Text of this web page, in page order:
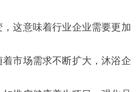
这意味着行业企业需要更加
市场需求不断扩大，沐浴企